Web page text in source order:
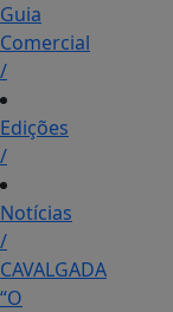
Guia
Comercial
/
Edições
/
Notícias
/
CAVALGADA
“O